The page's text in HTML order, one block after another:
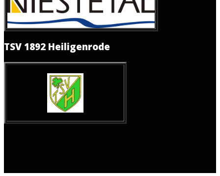
TSV 1892 Heiligenrode